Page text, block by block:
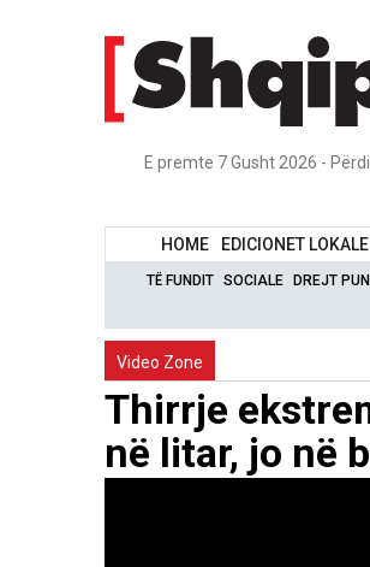
E premte 7 Gusht 2026 -
HOME EDICIONET LOKALE
TË FUNDIT SOCIALE DREJT
Video Zone
Thirrje
në litar, jo në